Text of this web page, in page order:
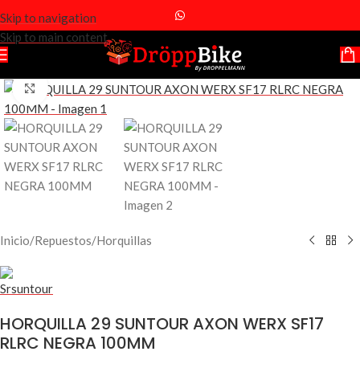
Skip to navigation
Skip to main content
Click to enlarge
Inicio/Repuestos/Horquillas
HORQUILLA 29 SUNTOUR AXON WERX SF17
RLRC NEGRA 100MM